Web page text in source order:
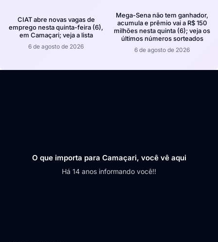
CIAT abre novas vagas de
emprego nesta quinta-feira (6),
em Camaçari; veja a lista
6 de agosto de 2026
Mega-Sena não tem ganhador,
acumula e prêmio vai a R$ 150
milhões nesta quinta (6); veja os
últimos números sorteados
6 de agosto de 2026
O que importa para Camaçari, você vê aqui
Há 14 anos informando você!!